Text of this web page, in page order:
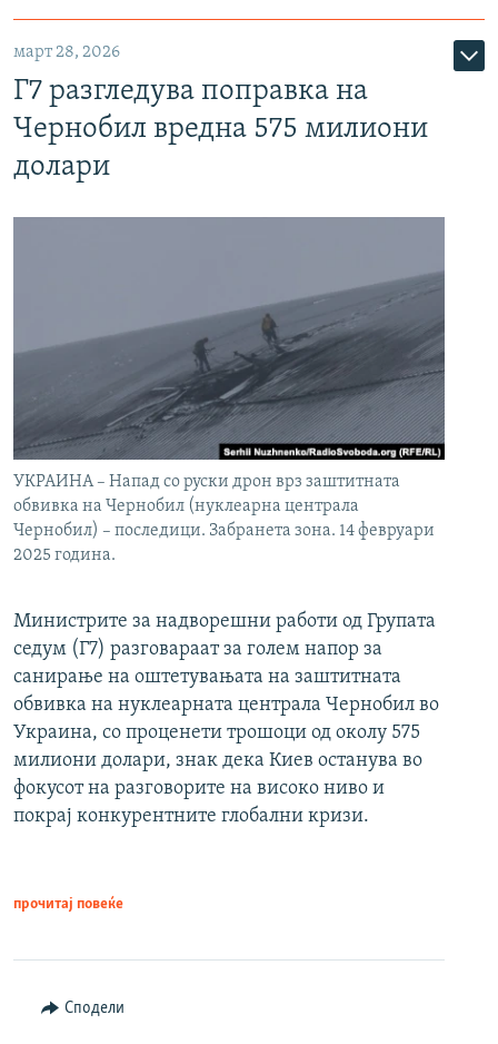
март 28, 2026
Г7 разгледува поправка на
Чернобил вредна 575 милиони
долари
УКРАИНА – Напад со руски дрон врз заштитната
обвивка на Чернобил (нуклеарна централа
Чернобил) – последици. Забранета зона. 14 февруари
2025 година.
Министрите за надворешни работи од Групата
седум (Г7) разговараат за голем напор за
санирање на оштетувањата на заштитната
обвивка на нуклеарната централа Чернобил во
Украина, со проценети трошоци од околу 575
милиони долари, знак дека Киев останува во
фокусот на разговорите на високо ниво и
покрај конкурентните глобални кризи.
прочитај повеќе
Сподели